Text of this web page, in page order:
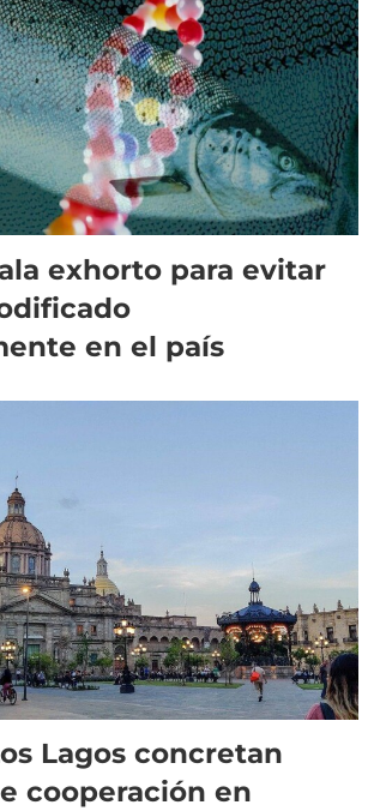
exhorto para evitar
en el país
Lagos concretan
cooperación en